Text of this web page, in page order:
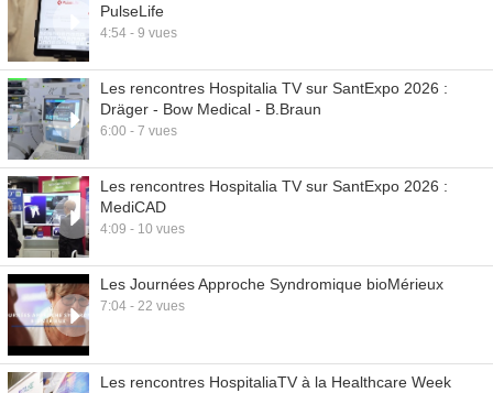
PulseLife
4:54 - 9 vues
Les rencontres Hospitalia TV sur SantExpo 2026 :
Dräger - Bow Medical - B.Braun
6:00 - 7 vues
Les rencontres Hospitalia TV sur SantExpo 2026 :
MediCAD
4:09 - 10 vues
Les Journées Approche Syndromique bioMérieux
7:04 - 22 vues
Les rencontres HospitaliaTV à la Healthcare Week